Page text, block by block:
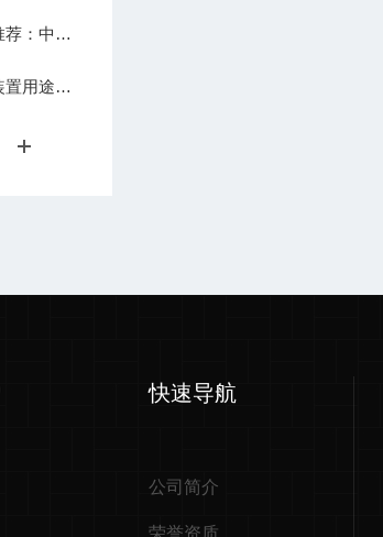
质量与口碑兼具
理及结构
快速导航
公司简介
荣誉资质